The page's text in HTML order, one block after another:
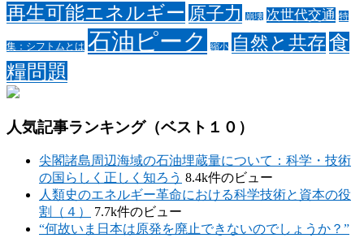
再生可能エネルギー 原子力 崩壊 次世代交通 特
集：シフトムとは 石油ピーク 縮小 自然と共存食
糧問題
人気記事ランキング（ベスト１０）
尖閣諸島周辺海域の石油埋蔵量について：科学・技術
の国らしく正しく知ろう 8.4k件のビュー
人類史のエネルギー革命における科学技術と資本の役
割（４）
7.7k件のビュー
“何故いま日本は原発を廃止できないのでしょうか？”